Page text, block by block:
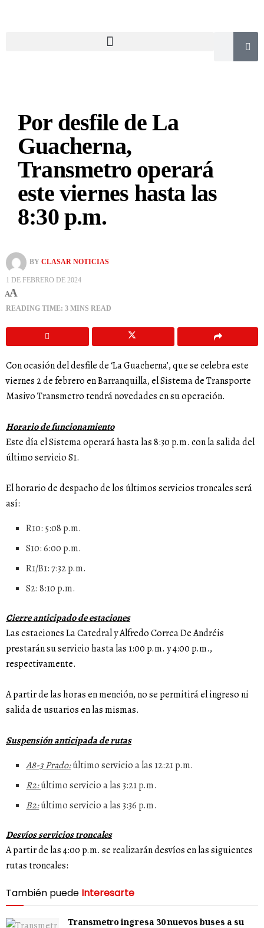
Por desfile de La
Guacherna,
Transmetro operará
este viernes hasta las
8:30 p.m.
BY CLASAR NOTICIAS
1 DE FEBRERO DE 2024
AA
READING TIME: 3 MINS READ
Con ocasión del desfile de ‘La Guacherna’, que se celebra este
viernes 2 de febrero en Barranquilla, el Sistema de Transporte
Masivo Transmetro tendrá novedades en su operación.
Horario de funcionamiento
Este día el Sistema operará hasta las 8:30 p.m. con la salida del
último servicio S1.
El horario de despacho de los últimos servicios troncales será
así:
R10: 5:08 p.m.
⁠S10: 6:00 p.m.
⁠R1/B1: 7:32 p.m.
⁠S2: 8:10 p.m.
Cierre anticipado de estaciones
Las estaciones La Catedral y Alfredo Correa De Andréis
prestarán su servicio hasta las 1:00 p.m. y 4:00 p.m.,
respectivamente.
A partir de las horas en mención, no se permitirá el ingreso ni
salida de usuarios en las mismas.
Suspensión anticipada de rutas
A8-3 Prado:último servicio a las 12:21 p.m.
R2:último servicio a las 3:21 p.m.
B2:último servicio a las 3:36 p.m.
Desvíos servicios troncales
A partir de las 4:00 p.m. se realizarán desvíos en las siguientes
rutas troncales:
También puede Interesarte
Transmetro ingresa 30 nuevos buses a su